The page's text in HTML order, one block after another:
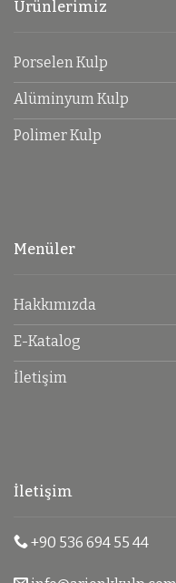
Ürünlerimiz
Porselen Kulp
Alüminyum Kulp
Polimer Kulp
Menüler
Hakkımızda
E-Katalog
İletişim
İletişim
+90 536 694 55 44